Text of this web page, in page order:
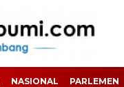
NASIONAL PARLEMEN